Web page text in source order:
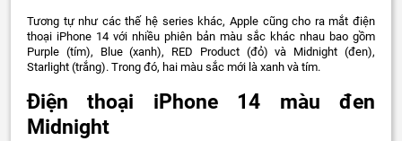
Tương tự như các thế hệ series khác, Apple cũng cho ra mắt điện
thoại iPhone 14 với nhiều phiên bản màu sắc khác nhau bao gồm
Purple (tím), Blue (xanh), RED Product (đỏ) và Midnight (đen),
Starlight (trắng). Trong đó, hai màu sắc mới là xanh và tím.
Điện thoại iPhone 14 màu đen
Midnight